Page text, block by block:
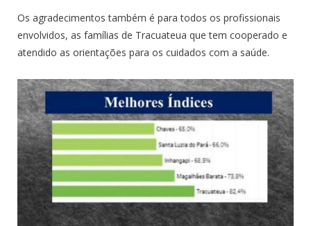
Os agradecimentos também é para todos os profissionais
envolvidos, as famílias de Tracuateua que tem cooperado e
atendido as orientações para os cuidados com a saúde.